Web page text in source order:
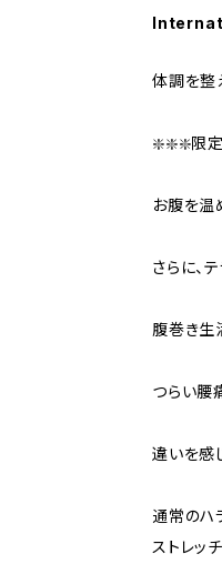
体調を整
❇️❇️❇️限
お腹を温
さらに、
腹巻き生
つらい腰
違いを感
通常のハ
ストレッ